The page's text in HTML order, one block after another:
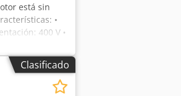
está sin
•
400 V •
V •
VDE
CNC,
El precio es
Clasificado